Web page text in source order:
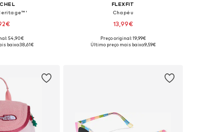
+ 3
One Size
54,90€
baixo:38,61€
FLEXFIT
Chapéu
13,99€
+16
Tamanhos disponíveis: 48-54
Preço original: 19,99€
Último preço mais baixo:9,59€